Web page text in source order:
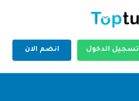
تسجيل الدخول انضم الان